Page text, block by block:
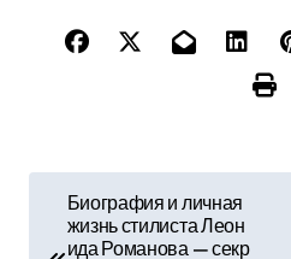
Биография и личная
жизнь стилиста Леон
ида Романова — секр